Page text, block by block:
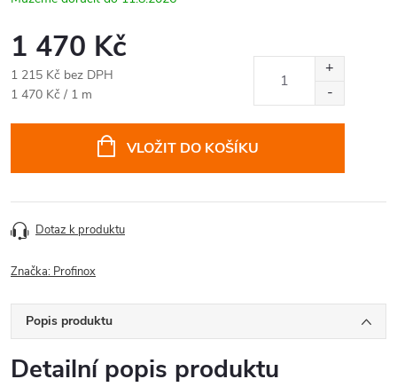
1 470 Kč
1 215 Kč bez DPH
Měrná
1 470 Kč / 1 m
VLOŽIT DO KOŠÍKU
Dotaz k produktu
Značka: Profinox
Popis produktu
Detailní popis produktu